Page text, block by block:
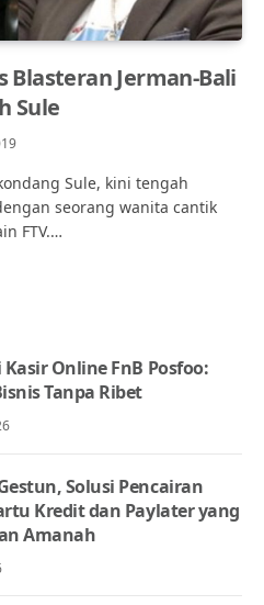
Blasteran Jerman-Bali
Sule
Sule, kini tengah
seorang wanita cantik
FTV.…
Online FnB Posfoo:
Tanpa Ribet
Solusi Pencairan
Kredit dan Paylater yang
Amanah